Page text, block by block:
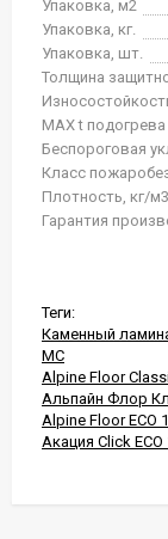
Упаковка, м2
Упаковка, кг.
Упаковка, шт.
Толщина
MAX t
Беспороговая
Класс
Плотность, кг/м3
Гарантия
Теги:
Каменный
MC
Alpine Floor
Альпайн Флор
Alpine Floor ЕСО
Акация Click ЕСО